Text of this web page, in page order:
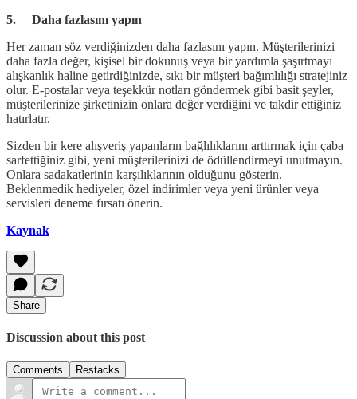
5. Daha fazlasını yapın
Her zaman söz verdiğinizden daha fazlasını yapın. Müşterilerinizi
daha fazla değer, kişisel bir dokunuş veya bir yardımla şaşırtmayı
alışkanlık haline getirdiğinizde, sıkı bir müşteri bağımlılığı stratejiniz
olur. E-postalar veya teşekkür notları göndermek gibi basit şeyler,
müşterilerinize şirketinizin onlara değer verdiğini ve takdir ettiğiniz
hatırlatır.
Sizden bir kere alışveriş yapanların bağlılıklarını arttırmak için çaba
sarfettiğiniz gibi, yeni müşterilerinizi de ödüllendirmeyi unutmayın.
Onlara sadakatlerinin karşılıklarının olduğunu gösterin.
Beklenmedik hediyeler, özel indirimler veya yeni ürünler veya
servisleri deneme fırsatı önerin.
Kaynak
Share
Discussion about this post
Comments Restacks